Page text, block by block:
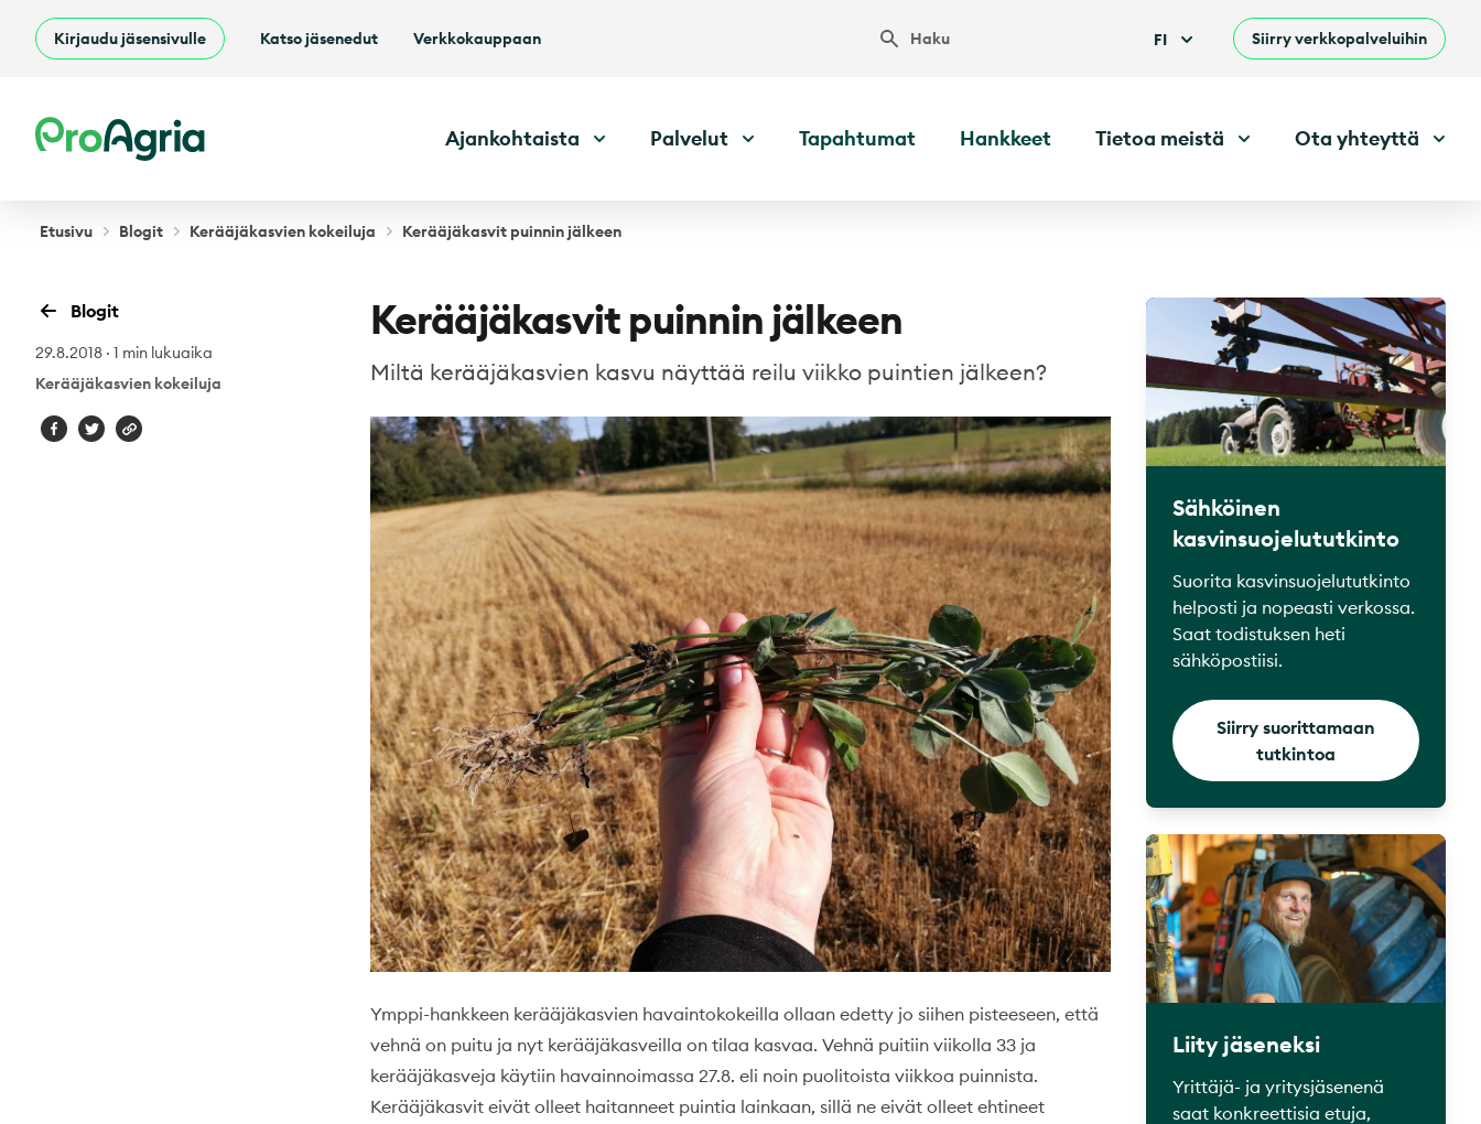
Kirjaudu jäsensivulle Katso jäsenedut Verkkokauppaan Haku FI Siirry verkkopalveluihin
ProAgria Ajankohtaista Palvelut Tapahtumat Hankkeet Tietoa meistä Ota yhteyttä
Etusivu Blogit Kerääjäkasvien kokeiluja Kerääjäkasvit puinnin jälkeen
Blogit
29.8.2018 · 1 min lukuaika
Kerääjäkasvien kokeiluja
Kerääjäkasvit puinnin jälkeen
Miltä kerääjäkasvien kasvu näyttää reilu viikko puintien jälkeen?
Ymppi-hankkeen kerääjäkasvien havaintokokeilla ollaan edetty jo siihen pisteeseen, että
vehnä on puitu ja nyt kerääjäkasveilla on tilaa kasvaa. Vehnä puitiin viikolla 33 ja
kerääjäkasveja käytiin havainnoimassa 27.8. eli noin puolitoista viikkoa puinnista.
Kerääjäkasvit eivät olleet haitanneet puintia lainkaan, sillä ne eivät olleet ehtineet
Sähköinen
kasvinsuojelututkinto
Suorita kasvinsuojelututkinto
helposti ja nopeasti verkossa.
Saat todistuksen heti
sähköpostiisi.
Siirry suorittamaan
tutkintoa
Liity jäseneksi
Yrittäjä- ja yritysjäsenenä
saat konkreettisia etuja,